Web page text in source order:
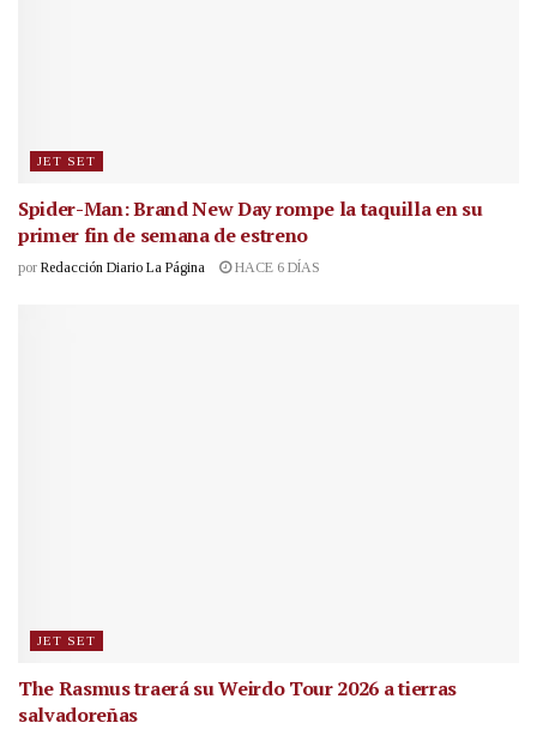
JET SET
Spider-Man: Brand New Day rompe la taquilla en su
primer fin de semana de estreno
por Redacción Diario La Página HACE 6 DÍAS
JET SET
The Rasmus traerá su Weirdo Tour 2026 a tierras
salvadoreñas